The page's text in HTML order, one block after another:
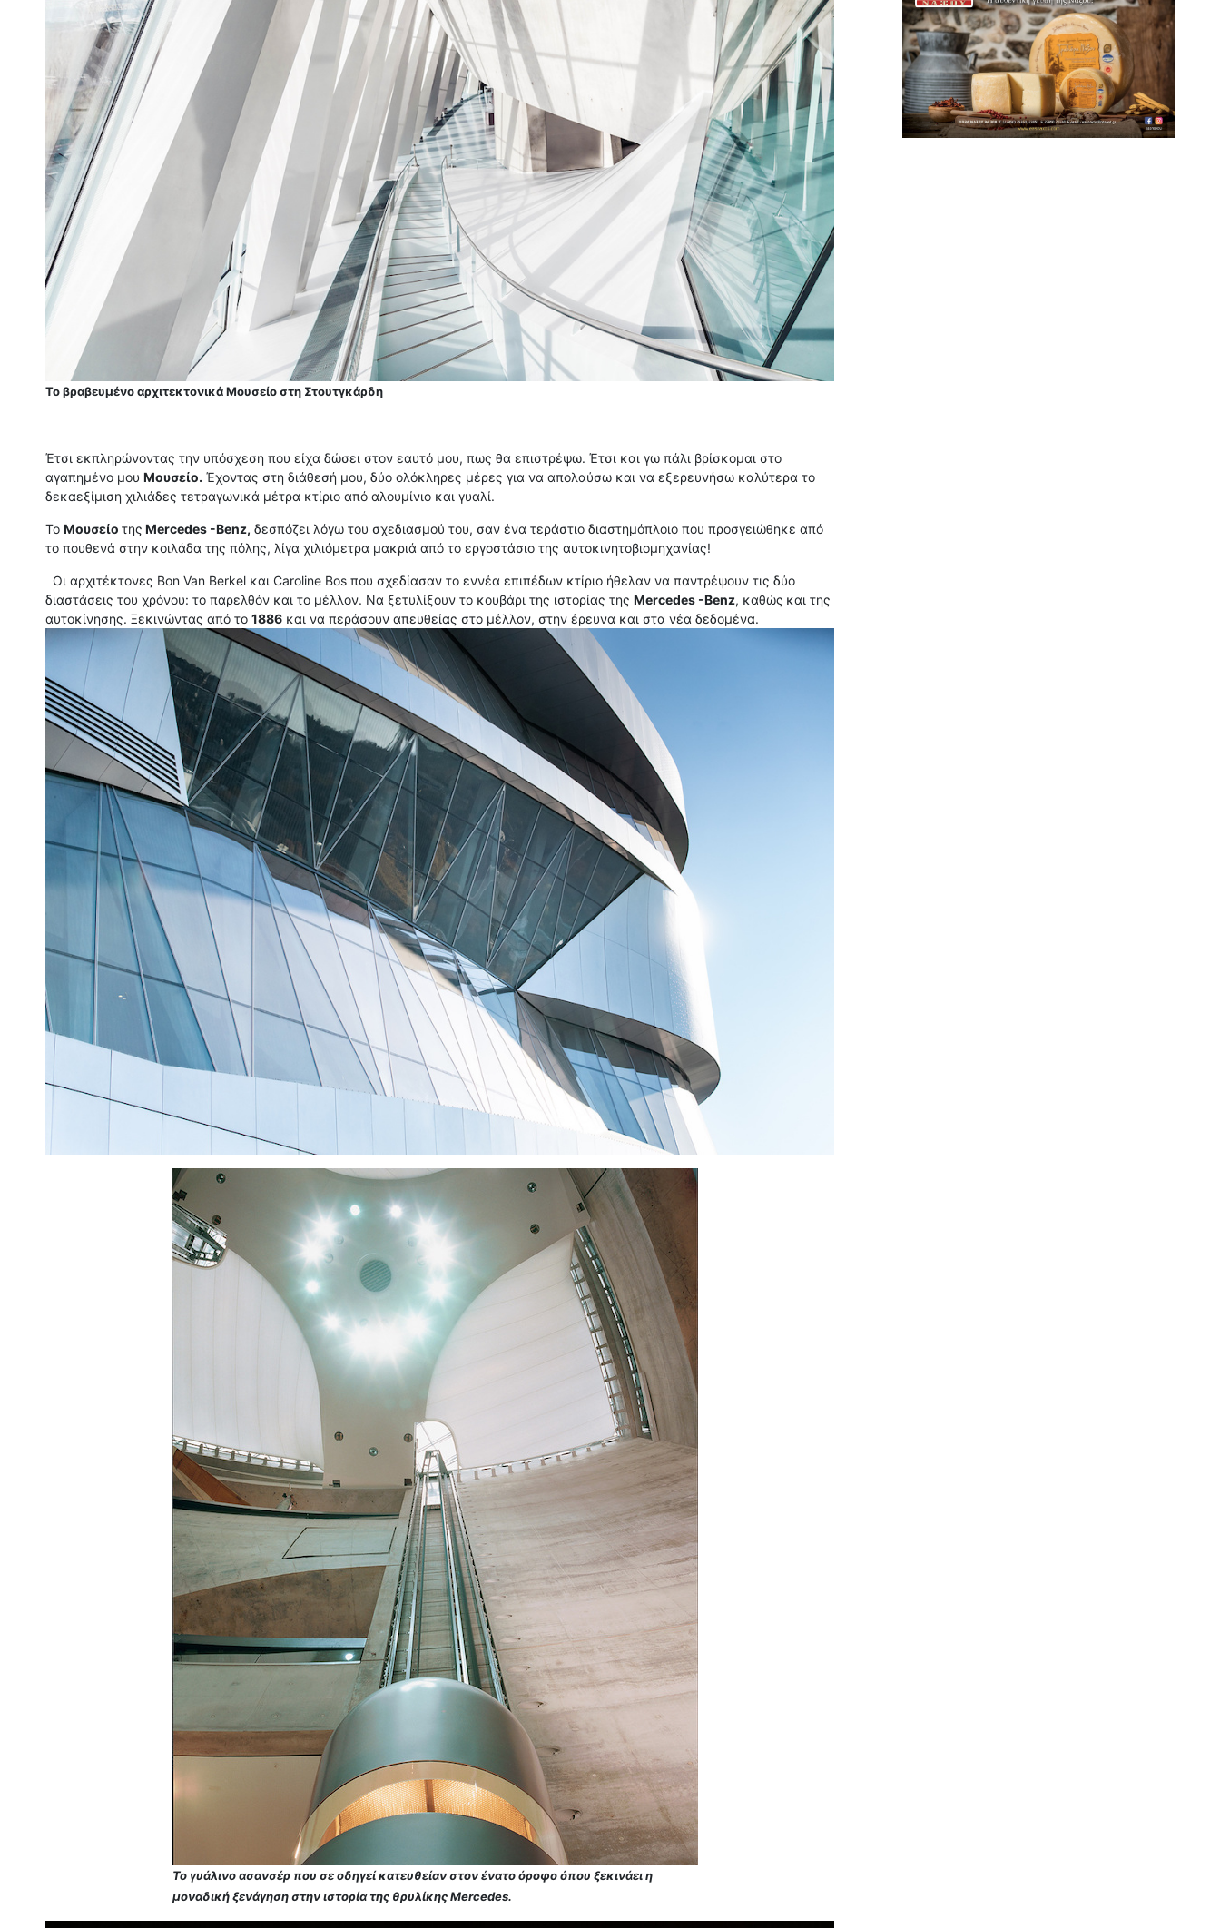
Το βραβευμένο αρχιτεκτονικά Μουσείο στη Στουτγκάρδη
Έτσι εκπληρώνοντας την υπόσχεση που είχα δώσει στον εαυτό μου, πως θα επιστρέψω. Έτσι και γω πάλι βρίσκομαι στο
αγαπημένο μου Μουσείο. Έχοντας στη διάθεσή μου, δύο ολόκληρες μέρες για να απολαύσω και να εξερευνήσω καλύτερα το
δεκαεξίμιση χιλιάδες τετραγωνικά μέτρα κτίριο από αλουμίνιο και γυαλί.
Το Μουσείο της Mercedes -Benz, δεσπόζει λόγω του σχεδιασμού του, σαν ένα τεράστιο διαστημόπλοιο που προσγειώθηκε από
το πουθενά στην κοιλάδα της πόλης, λίγα χιλιόμετρα μακριά από το εργοστάσιο της αυτοκινητοβιομηχανίας!
Οι αρχιτέκτονες Bon Van Berkel και Caroline Bos που σχεδίασαν το εννέα επιπέδων κτίριο ήθελαν να παντρέψουν τις δύο
διαστάσεις του χρόνου: το παρελθόν και το μέλλον. Να ξετυλίξουν το κουβάρι της ιστορίας της Mercedes -Benz, καθώς και της
αυτοκίνησης. Ξεκινώντας από το 1886 και να περάσουν απευθείας στο μέλλον, στην έρευνα και στα νέα δεδομένα.
Το γυάλινο ασανσέρ που σε οδηγεί κατευθείαν στον ένατο όροφο όπου ξεκινάει η
μοναδική ξενάγηση στην ιστορία της θρυλίκης Mercedes.